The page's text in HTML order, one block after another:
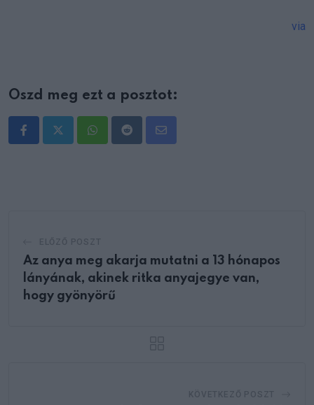
via
Oszd meg ezt a posztot:
WhatsappRedditShare
Az anya meg akarja mutatni a 13 hónapos
lányának, akinek ritka anyajegye van,
hogy gyönyörű